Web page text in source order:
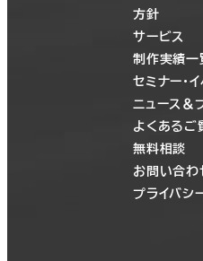
方針
サービス
制作実績一
セミナー・
ニュース＆
よくあるご
無料相談
お問い合わ
プライバシ